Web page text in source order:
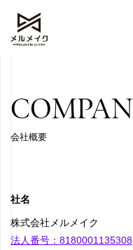
会社概要
社名
株式会社メルメイク
法人番号：8180001135308